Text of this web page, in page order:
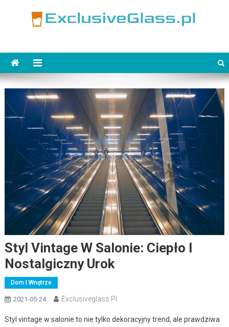
Styl Vintage W Salonie: Ciepło I
Nostalgiczny Urok
Dom I Wnętrze
2021-05-24 Exclusiveglass.pl
Styl vintage w salonie to nie tylko dekoracyjny trend, ale prawdziwa